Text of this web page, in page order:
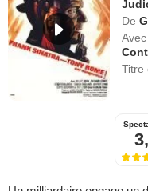
De
Avec